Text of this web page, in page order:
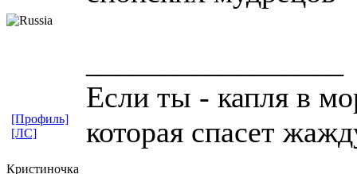
Если ты - капля в
которая спасет
[Профиль]
[ЛС]
Кристиночка